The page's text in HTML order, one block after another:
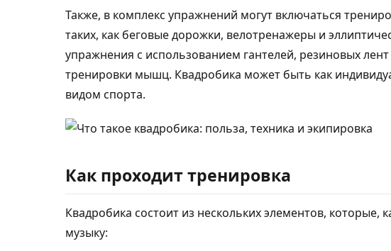
Также, в комплекс упражнений могут включаться
таких, как беговые дорожки, велотренажеры и
упражнения с использованием гантелей, резиновых
тренировки мышц. Квадробика может быть как
видом спорта.
Как проходит тренировка
Квадробика состоит из нескольких элементов, которые,
музыку: